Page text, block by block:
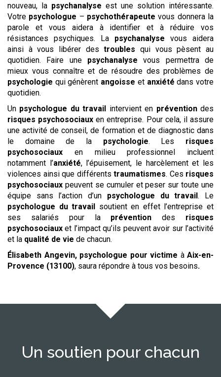
nouveau, la psychanalyse est une solution intéressante.
Votre psychologue – psychothérapeute vous donnera la
parole et vous aidera à identifier et à réduire vos
résistances psychiques. La psychanalyse vous aidera
ainsi à vous libérer destroubles qui vous pèsent au
quotidien. Faire une psychanalysevous permettra de
mieux vous connaître et de résoudre des problèmes de
psychologie qui génèrent angoisse et anxiété dans votre
quotidien.
Un psychologue du travail intervient en préventiondes
risques psychosociaux en entreprise. Pour cela, il assure
une activité de conseil, de formation et de diagnostic dans
le domaine de la psychologie. Les risques
psychosociaux en milieu professionnel incluent
notamment l’anxiété, l’épuisement, le harcèlement et les
violences ainsi que différents traumatismes. Ces risques
psychosociaux peuvent se cumuler et peser sur toute une
équipe sans l’action d’un psychologue du travail. Le
psychologue du travail soutient en effet l’entreprise et
ses salariés pour la prévention des risques
psychosociaux et l’impact qu’ils peuvent avoir sur l’activité
et la qualité de vie de chacun.
Élisabeth Angevin, psychologue pour victime à Aix-en-
Provence (13100), saura répondre à tous vos besoins.
Un soutien pour chacun